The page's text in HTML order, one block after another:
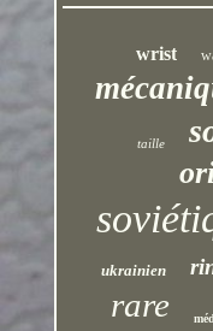
wrist
taille
ukrainien
rare